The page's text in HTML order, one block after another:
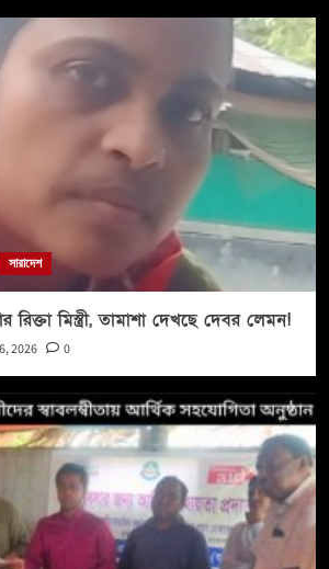
সারাদেশ
রিক্তা মিস্ত্রী, তামাশা দেখছে দেবর লেমন!
2026 0